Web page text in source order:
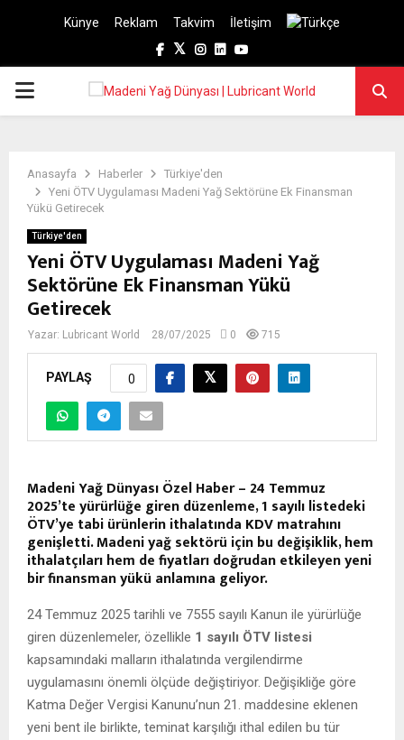
Künye Reklam Takvim
İletişim
Facebook
TwitterInstagram
LinkedinYoutube
PRIMARY
Anasayfa Haberler
Türkiye'den
Yeni ÖTV Uygulaması Madeni Yağ Sektörüne Ek Finansman
Yükü Getirecek
Türkiye'den
Yeni ÖTV Uygulaması Madeni Yağ
Sektörüne Ek Finansman Yükü
Getirecek
Yazar: Lubricant World 28/07/2025 0 715
PAYLAŞ 0
Madeni Yağ Dünyası Özel Haber – 24 Temmuz
2025’te yürürlüğe giren düzenleme, 1 sayılı listedeki
ÖTV’ye tabi ürünlerin ithalatında KDV matrahını
genişletti. Madeni yağ sektörü için bu değişiklik, hem
ithalatçıları hem de fiyatları doğrudan etkileyen yeni
bir finansman yükü anlamına geliyor.
24 Temmuz 2025 tarihli ve 7555 sayılı Kanun ile yürürlüğe
giren düzenlemeler, özellikle 1 sayılı ÖTV listesi
kapsamındaki malların ithalatında vergilendirme
uygulamasını önemli ölçüde değiştiriyor. Değişikliğe göre
Katma Değer Vergisi Kanunu’nun 21. maddesine eklenen
yeni bent ile birlikte, teminat karşılığı ithal edilen bu tür